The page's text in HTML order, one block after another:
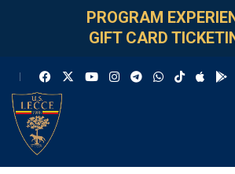
PROGRAM
GIFT CARD